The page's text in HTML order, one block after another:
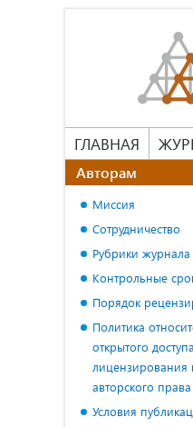
ГЛАВНАЯ
Авторам
Миссия
Сотрудничество
Рубрики журнала
Контрольные
Порядок
Политика
открытого доступа,
лицензирования
авторского права
Условия